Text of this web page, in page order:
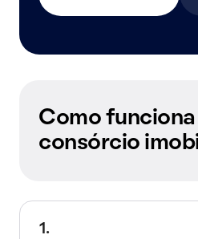
Como funciona
consórcio
1.